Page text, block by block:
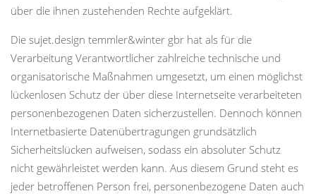
über die ihnen zustehenden Rechte aufgeklärt.
Die sujet.design temmler&winter gbr hat als für die
Verarbeitung Verantwortlicher zahlreiche technische und
organisatorische Maßnahmen umgesetzt, um einen möglichst
lückenlosen Schutz der über diese Internetseite verarbeiteten
personenbezogenen Daten sicherzustellen. Dennoch können
Internetbasierte Datenübertragungen grundsätzlich
Sicherheitslücken aufweisen, sodass ein absoluter Schutz
nicht gewährleistet werden kann. Aus diesem Grund steht es
jeder betroffenen Person frei, personenbezogene Daten auch